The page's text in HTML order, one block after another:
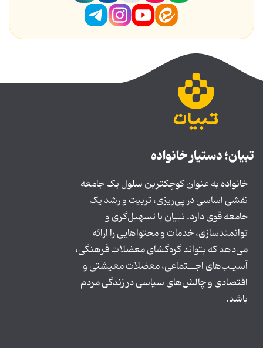
تبیان؛ دستیار خانواده
خانواده به عنوان کوچکترین سلول یک جامعه
نقشی اساسی در پی‌ریزی، تربیت و رشد یک
جامعه قوی دارد. تبیان با تسهیل‌گری و
توانمندسازی، خدمات و محتواهایی را ارائه
می‌دهد که بتواند گره‌گشای معضلات فرهنگی،
آسیـب‌های اجــتماعی، معضلات معیشتی و
اقتصادی و چالش‌های سیاسی در زندگی مردم
باشد.